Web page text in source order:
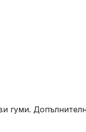
гуми.